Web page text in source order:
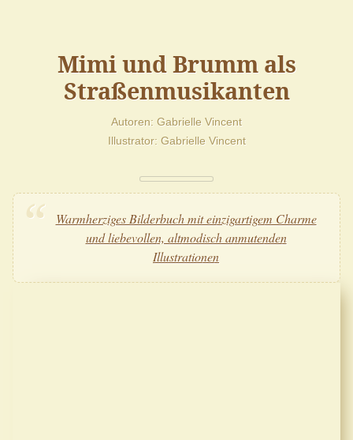
Mimi und Brumm als
Straßenmusikanten
Autoren Gabrielle Vincent
Illustrator Gabrielle Vincent
Warmherziges Bilderbuch mit einzigartigem Charme
und liebevollen, altmodisch anmutenden
Illustrationen